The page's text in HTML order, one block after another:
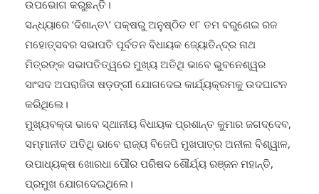
ଉପଭୋଗ କରୁଛନ୍ତି।
ସନ୍ଧ୍ୟାରେ ‘ଦିଶାନ୍ତ\’ ପକ୍ଷରୁ ଅନୁଷ୍ଠିତ ୧୮ ତମ ବରୁଣେଇ ରଜ
ମହୋତ୍ସବର ସଭାପତି ପୂର୍ବତନ ବିଧାୟକ ଜ୍ୟୋତିନ୍ଦ୍ର ନାଥ
ମିତ୍ରଙ୍କ ସଭାପତିତ୍ୱରେ ମୁଖ୍ୟ ଅତିଥି ଭାବେ ଭୁବନେଶ୍ୱର
ସାଂସଦ ଅପରାଜିତା ଷଡ଼ଙ୍ଗୀ ଯୋଗଦେଇ କାର୍ଯ୍ୟକ୍ରମକୁ ଉଦଘାଟନ
କରିଥିଲେ।
ମୁଖ୍ୟବକ୍ତା ଭାବେ ସ୍ଥାନୀୟ ବିଧାୟକ ପ୍ରଶାନ୍ତ କୁମାର ଜଗଦ୍ଦେବ,
ସମ୍ମାନୀତ ଅତିଥି ଭାବେ ରାଜ୍ୟ ବିଜେପି ମୁଖପାତ୍ର ଅନୀଲ ବିଶ୍ୱାଳ,
ଉପାଧ୍ୟକ୍ଷ ଖୋରଧା ପୌର ପରିଷଦ ଶୌର୍ଯ୍ୟ ରଞ୍ଜନ ମହାନ୍ତି,